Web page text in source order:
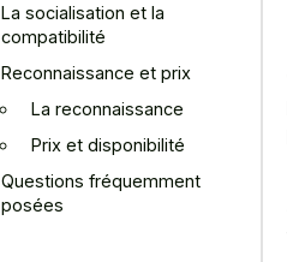
La socialisation et la
compatibilité
Reconnaissance et prix
La reconnaissance
Prix et disponibilité
Questions fréquemment
posées